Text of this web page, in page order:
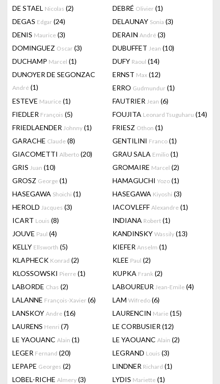
DE STAEL Nicolas (2) DEBRÉ Olivier (1)
DEGAS Edgar (24) DELAUNAY Sonia (3)
DENIS Maurice (3) DERAIN André (3)
DOMINGUEZ Oscar (3) DUBUFFET Jean (10)
DUCHAMP Marcel (1) DUFY Raoul (14)
DUNOYER DE SEGONZAC
André (1)
ERNST Max (12)
ERRO Gudmundur (1)
ESTEVE Maurice (1) FAUTRIER Jean (6)
FIEDLER François (5) FOUJITA Leonard Tsuguharu (14)
FRIEDLAENDER Johnny (1) FRIESZ Othon (1)
GARACHE Claude (8) GENTILINI Franco (1)
GIACOMETTI Alberto (20) GRAU SALA Emilio (1)
GRIS Juan (10) GROMAIRE Marcel (2)
GROSZ George (1) HAMAGUCHI Yozo (1)
HASEGAWA Shoichi (1) HASEGAWA Kiyoshi (3)
HEROLD Jacques (3) IACOVLEFF Alexandre (1)
ICART Louis (8) INDIANA Robert (1)
JOUVE Paul (4) KANDINSKY Wassily (13)
KELLY Ellsworth (5) KIEFER Anselm (1)
KLAPHECK Konrad (2) KLEE Paul (2)
KLOSSOWSKI Pierre (1) KUPKA Frank (2)
LABORDE Chas (2) LABOUREUR Jean-Emile (4)
LALANNE François-Xavier (6) LAM Wifredo (6)
LANSKOY Andre (16) LAURENCIN Marie (15)
LAURENS Henri (7) LE CORBUSIER (12)
LE YAOUANC Alain (1) LE YAOUANC Alain (2)
LEGER Fernand (20) LEGRAND Louis (3)
LEPAPE Georges (2) LINDNER Richard (1)
LOBEL-RICHE Almery (3) LYDIS Mariette (1)